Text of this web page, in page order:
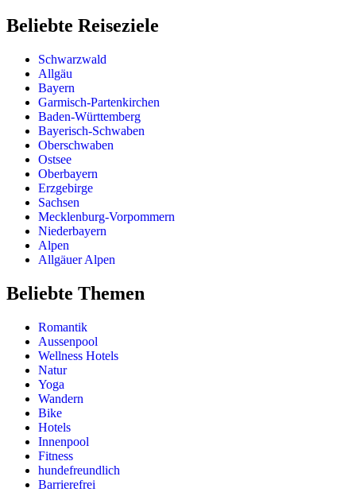
Beliebte Reiseziele
Schwarzwald
Allgäu
Bayern
Garmisch-Partenkirchen
Baden-Württemberg
Bayerisch-Schwaben
Oberschwaben
Ostsee
Oberbayern
Erzgebirge
Sachsen
Mecklenburg-Vorpommern
Niederbayern
Alpen
Allgäuer Alpen
Beliebte Themen
Romantik
Aussenpool
Wellness Hotels
Natur
Yoga
Wandern
Bike
Hotels
Innenpool
Fitness
hundefreundlich
Barrierefrei